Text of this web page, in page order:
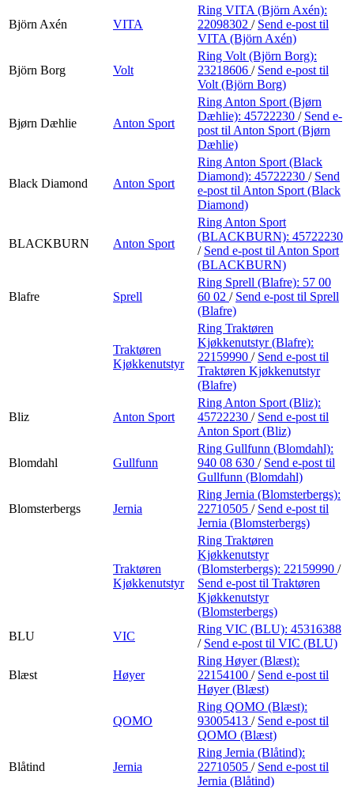
Björn Axén VITA
Ring VITA (Björn Axén):
22098302 / Send e-post til
VITA (Björn Axén)
Björn Borg Volt
Ring Volt (Björn Borg):
23218606 / Send e-post til
Volt (Björn Borg)
Bjørn Dæhlie Anton Sport
Ring Anton Sport (Bjørn
Dæhlie): 45722230 / Send e-
post til Anton Sport (Bjørn
Dæhlie)
Black Diamond Anton Sport
Ring Anton Sport (Black
Diamond): 45722230 / Send
e-post til Anton Sport (Black
Diamond)
BLACKBURN Anton Sport
Ring Anton Sport
(BLACKBURN): 45722230
/ Send e-post til Anton Sport
(BLACKBURN)
Blafre Sprell
Ring Sprell (Blafre): 57 00
60 02 / Send e-post til Sprell
(Blafre)
Traktøren
Kjøkkenutstyr
Ring Traktøren
Kjøkkenutstyr (Blafre):
22159990 / Send e-post til
Traktøren Kjøkkenutstyr
(Blafre)
Bliz Anton Sport
Ring Anton Sport (Bliz):
45722230 / Send e-post til
Anton Sport (Bliz)
Blomdahl Gullfunn
Ring Gullfunn (Blomdahl):
940 08 630 / Send e-post til
Gullfunn (Blomdahl)
Blomsterbergs Jernia
Ring Jernia (Blomsterbergs):
22710505 / Send e-post til
Jernia (Blomsterbergs)
Traktøren
Kjøkkenutstyr
Ring Traktøren
Kjøkkenutstyr
(Blomsterbergs): 22159990 /
Send e-post til Traktøren
Kjøkkenutstyr
(Blomsterbergs)
BLU
VIC
Ring VIC (BLU): 45316388
/ Send e-post til VIC (BLU)
Blæst Høyer
Ring Høyer (Blæst):
22154100 / Send e-post til
Høyer (Blæst)
QOMO
Ring QOMO (Blæst):
93005413 / Send e-post til
QOMO (Blæst)
Blåtind Jernia
Ring Jernia (Blåtind):
22710505 / Send e-post til
Jernia (Blåtind)